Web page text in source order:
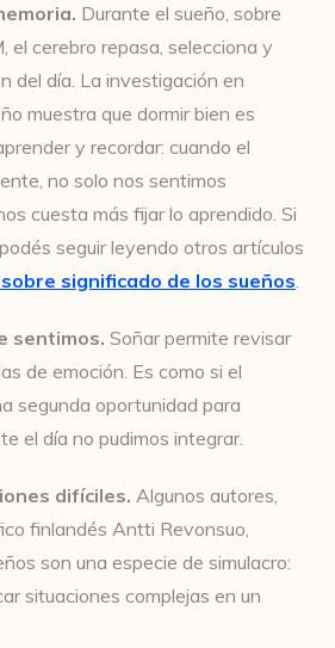
Durante el sueño, sobre
el cerebro repasa, selecciona y
del día. La investigación en
muestra que dormir bien es
y recordar: cuando el
no solo nos sentimos
cuesta más fijar lo aprendido. Si
seguir leyendo otros artículos
significado de los sueños.
sentimos. Soñar permite revisar
de emoción. Es como si el
segunda oportunidad para
el día no pudimos integrar.
difíciles. Algunos autores,
finlandés Antti Revonsuo,
son una especie de simulacro:
situaciones complejas en un